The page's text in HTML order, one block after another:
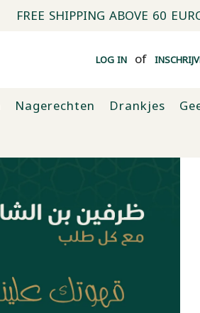
FREE SHIPPING ABOVE 60
LOG IN of
Nagerechten Drankjes